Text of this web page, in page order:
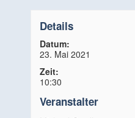
Details
Datum:
23. Mai 2021
Zeit:
10:30
Veranstalter